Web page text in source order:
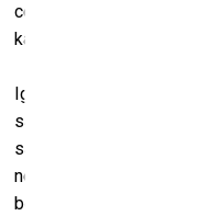
ceļojumu – no bailēm
ka viss ir iespējams.
Igauņu mākslinieks
savām smalki
saviem galvenajiem
nepiedienīgus jokus,
bērnības maldus, dzīvi